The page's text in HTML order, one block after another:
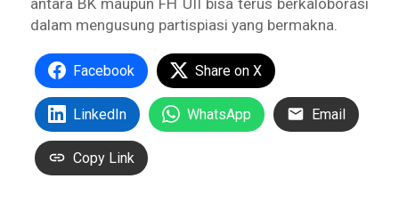
antara BK maupun FH UII bisa terus berkaloborasi
dalam mengusung partispiasi yang bermakna.
Facebook Share on X
LinkedIn WhatsApp Email
Copy Link